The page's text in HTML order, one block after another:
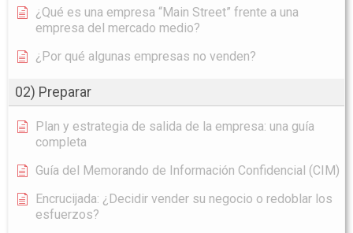
¿Qué es una empresa “Main Street” frente a una
empresa del mercado medio?
¿Por qué algunas empresas no venden?
02) Preparar
Plan y estrategia de salida de la empresa: una guía
completa
Guía del Memorando de Información Confidencial (CIM)
Encrucijada: ¿Decidir vender su negocio o redoblar los
esfuerzos?